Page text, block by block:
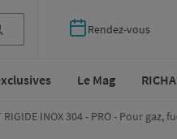
Rendez-vous
Le Mag
RIGIDE INOX 304 - PRO - Pour gaz,